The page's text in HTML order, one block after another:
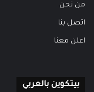
من نحن
اتصل بنا
اعلن معنا
بيتكوين بالعربي